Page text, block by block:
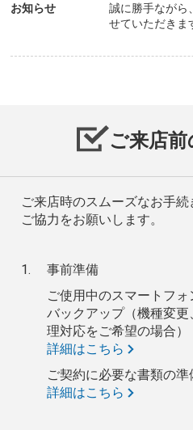
お知らせ
誠に勝手ながら
せていただき
ご来店
ご来店時のスムーズなお手
ご協力をお願いします。
事前準備
ご使用中のスマートフ
バックアップ（機種変
理対応をご希望の場合）
詳細はこちら
ご契約に必要な書類の準
詳細はこちら